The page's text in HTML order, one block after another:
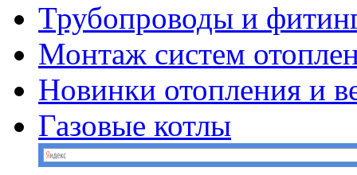
Трубопроводы и
Монтаж систем
Новинки отопления и
Газовые котлы